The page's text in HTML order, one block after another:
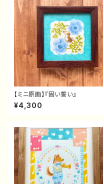
【ミニ原画】『固い誓い』
¥4,300